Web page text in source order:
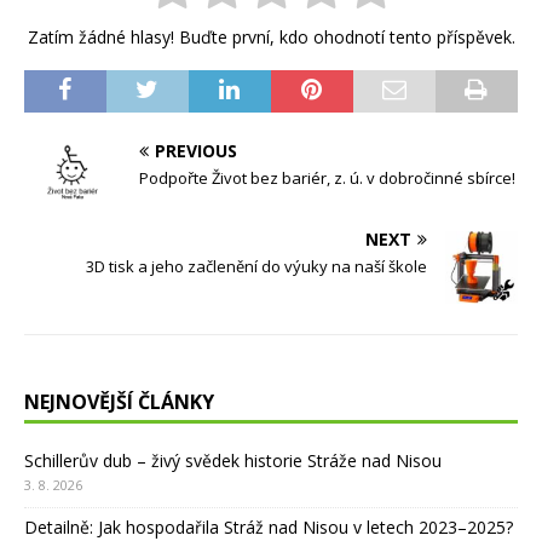
Zatím žádné hlasy! Buďte první, kdo ohodnotí tento příspěvek.
PREVIOUS
Podpořte Život bez bariér, z. ú. v dobročinné sbírce!
NEXT
3D tisk a jeho začlenění do výuky na naší škole
NEJNOVĚJŠÍ ČLÁNKY
Schillerův dub – živý svědek historie Stráže nad Nisou
3. 8. 2026
Detailně: Jak hospodařila Stráž nad Nisou v letech 2023–2025?